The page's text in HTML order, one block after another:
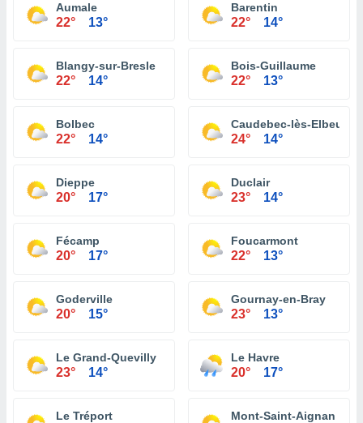
Aumale
22° 13°
Barentin
22° 14°
Blangy-sur-Bresle
22° 14°
Bois-Guillaume
22° 13°
Bolbec
22° 14°
Caudebec-lès-Elbeuf
24° 14°
Dieppe
20° 17°
Duclair
23° 14°
Fécamp
20° 17°
Foucarmont
22° 13°
Goderville
20° 15°
Gournay-en-Bray
23° 13°
Le Grand-Quevilly
23° 14°
Le Havre
20° 17°
Le Tréport Mont-Saint-Aignan